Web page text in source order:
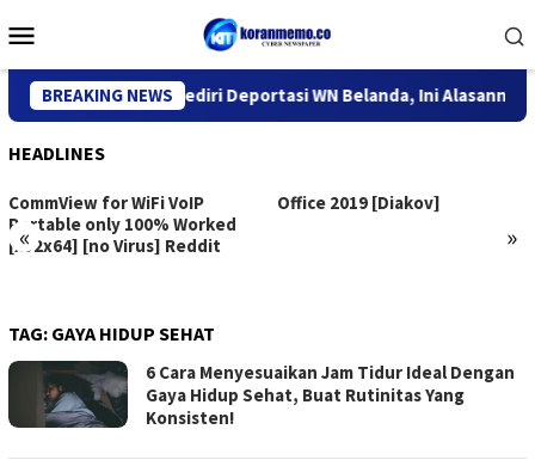
to
Menu
BREAKING NEWS
Imigrasi Kediri Deportasi WN Belanda, Ini Alasannya
HEADLINES
« »
CommView for WiFi VoIP
Portable only 100% Worked
[x32x64] [no Virus] Reddit
Office 2019 [Diakov]
TAG: GAYA HIDUP SEHAT
6 Cara Menyesuaikan Jam Tidur Ideal Dengan
Gaya Hidup Sehat, Buat Rutinitas Yang
Konsisten!